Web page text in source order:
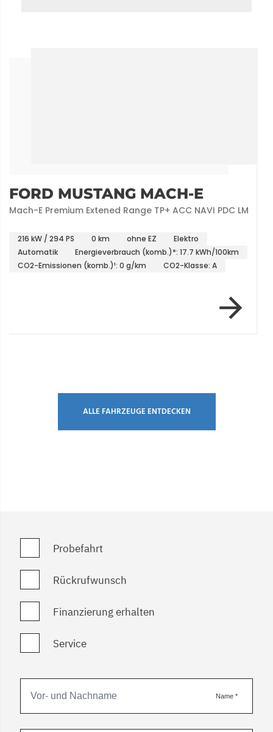
FORD MUSTANG MACH-E
Mach-E Premium Extened Range TP+ ACC NAVI PDC LM
216 kW / 294 PS 0 km ohne EZ
Elektro
Automatik
Energieverbrauch (komb.)*: 17.7 kWh/100km
CO2-Emissionen (komb.)¹: 0 g/km
CO2-Klasse: A
ALLE FAHRZEUGE ENTDECKEN
Probefahrt
Rückrufwunsch
Finanzierung erhalten
Service
Name *